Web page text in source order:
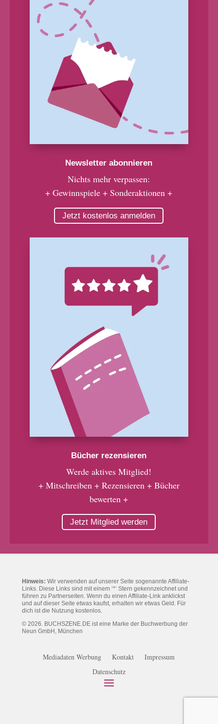
Newsletter abonnieren
Nichts mehr verpassen:
+ Gewinnspiele + Sonderaktionen +
Jetzt kostenlos anmelden
Bücher rezensieren
Werde aktives Mitglied!
+ Mitschreiben + Rezensieren + Bücher
bewerten +
Jetzt Mitglied werden
Hinweis: Wir verwenden auf unserer Seite sogenannte Affiliate-
Links. Diese Links sind mit einem ‘*‘ Stern gekennzeichnet und
führen zu Partnerseiten. Wenn du einen Affiliate-Link anklickst
und auf dieser Seite etwas kaufst, erhalten wir etwas Geld. Für
dich ist die Nutzung kostenlos.
© 2026. BUCHSZENE.DE ist eine Marke der Buchwerbung der
Neun GmbH, München
Mediadaten Werbung Kontakt
Impressum
Datenschutz